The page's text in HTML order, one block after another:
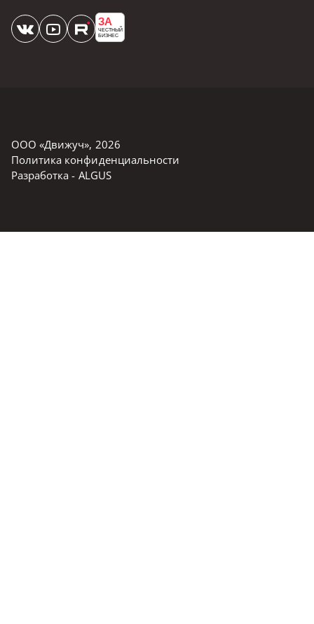
ЗА
ЧЕСТНЫЙ
БИЗНЕС
ООО «Движуч», 2026
Политика конфиденциальности
Разработка - ALGUS